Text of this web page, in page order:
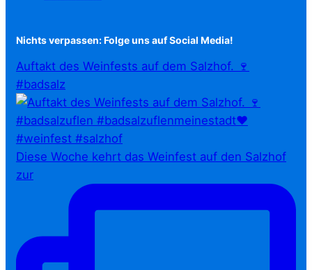
Nichts verpassen: Folge uns auf Social Media!
Auftakt des Weinfests auf dem Salzhof. 🍷
#badsalz
Diese Woche kehrt das Weinfest auf den Salzhof
zur